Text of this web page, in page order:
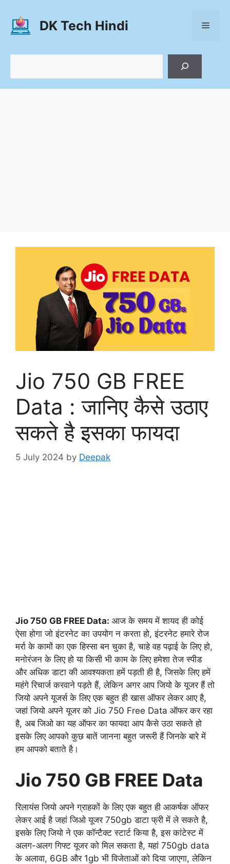
content
DK Tech Hindi Menu
Jio 750 GB FREE
Data : जानिए कैसे उठाए
सकते है इसका फायदा
5 July 2024 by Deepak
Jio 750 GB FREE Data: आज के समय में शायद ही कोई
ऐसा होगा जो इंटरनेट का उपयोग न करता हो, इंटरनेट हमारे रोज
मर्रा के कामों का एक हिस्सा बन चुका है, चाहे वह पढ़ाई के लिए हो,
मनोरंजन के लिए हो या किसी भी काम के लिए हमेशा तेज स्पीड
और अधिक डाटा की आवश्यकता हमें पड़ती ही है, जिसके लिए हमें
महंगे रिचार्ज करवाने पड़ते हैं, लेकिन अगर आप जियो के यूजर हैं तो
जियो अपने यूजर्स के लिए एक बहुत ही खास ऑफर लेकर आए है,
जहां जियो अपने यूजर को Jio 750 Free Data ऑफर कर रहा
है, अब जिओ का यह ऑफर का फायदा आप कैसे उठा सकते हो
इसके लिए आपको कुछ बातें जानना बहुत जरूरी हैं जिनके बारे में
हम आपको बताते है।
Jio 750 GB FREE Data
रिलायंस जियो अपने ग्राहकों के लिए एक बहुत ही आकर्षक ऑफर
लेकर आई है जहां जिओ यूजर 750gb डाटा फ्री में ले सकते है,
इसके लिए जियो ने एक कॉन्टैक्ट स्टार्ट किया है, इस कांटेस्ट में
अलग-अलग गिफ्ट यूजर को मिल सकता है, यहां 750gb data
के अलावा, 6GB और 1gb भी विजेताओं को दिया जाएगा, लेकिन